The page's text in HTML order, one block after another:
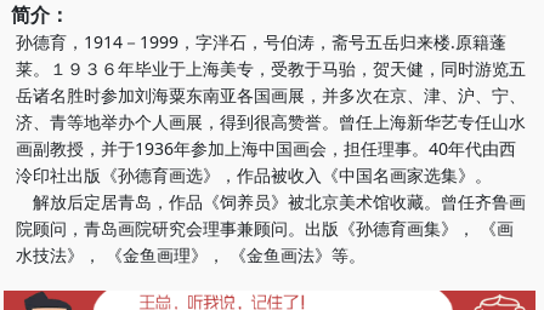
简介：
孙德育，1914－1999，字泮石，号伯涛，斋号五岳归来楼.原籍蓬
莱。１９３６年毕业于上海美专，受教于马骀，贺天健，同时游览五
岳诸名胜时参加刘海粟东南亚各国画展，并多次在京、津、沪、宁、
济、青等地举办个人画展，得到很高赞誉。曾任上海新华艺专任山水
画副教授，并于1936年参加上海中国画会，担任理事。40年代由西
泠印社出版《孙德育画选》，作品被收入《中国名画家选集》。
解放后定居青岛，作品《饲养员》被北京美术馆收藏。曾任齐鲁画
院顾问，青岛画院研究会理事兼顾问。出版《孙德育画集》， 《画
水技法》， 《金鱼画理》， 《金鱼画法》等。